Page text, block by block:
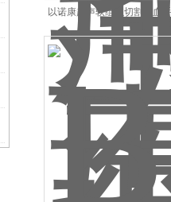
以诺康超声软组织切割止血